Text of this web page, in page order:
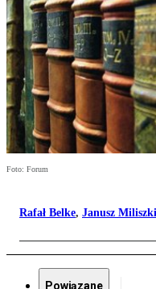
Foto: Forum
Rafał Belke, Janusz
Powiązane